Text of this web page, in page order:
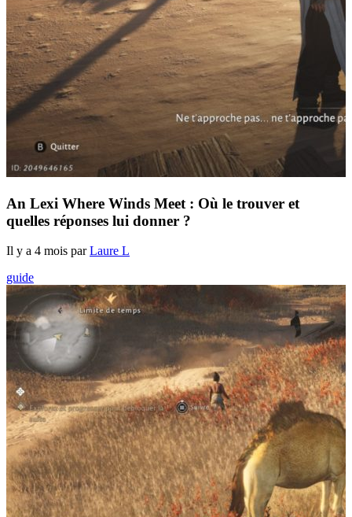
An Lexi Where Winds Meet : Où le trouver et
quelles réponses lui donner ?
Il y a 4 mois parLaure L
guide